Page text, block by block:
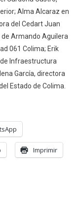
Alma Alcaraz en
del Cedart Juan
Armando Aguilera
061 Colima; Erik
Infraestructura
García, directora
Estado de Colima.
Imprimir